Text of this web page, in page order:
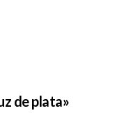
de plata»